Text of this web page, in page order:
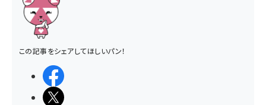
この記事をシェアしてほしいパン！